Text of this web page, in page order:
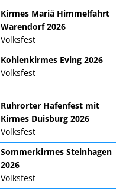
Kirmes Mariä Himmelfahrt
Warendorf 2026
Volksfest
Kohlenkirmes Eving 2026
Volksfest
Ruhrorter Hafenfest mit
Kirmes Duisburg 2026
Volksfest
Sommerkirmes Steinhagen
2026
Volksfest